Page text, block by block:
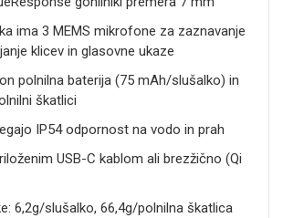
ima 3 MEMS mikrofone za zaznavanje
klicev in glasovne ukaze
polnilna baterija (75 mAh/slušalko) in
škatlici
IP54 odpornost na vodo in prah
USB-C kablom ali brezžično (Qi
6,2g/slušalko, 66,4g/polnilna škatlica